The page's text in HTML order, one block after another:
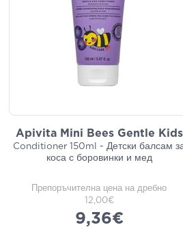
Apivita Mini Bees Gentle Kids
Conditioner 150ml - Детски балсам
коса с боровинки и мед
Препоръчителна цена на дребно
12,00€
9,36€